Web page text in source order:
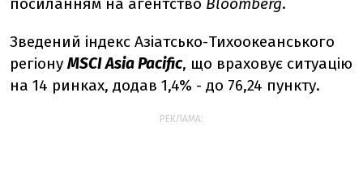
Зведений індекс Азіатсько-Тихоокеанського
регіону MSCI Asia Pacific, що враховує ситуацію
на 14 ринках, додав 1,4% - до 76,24 пункту.
РЕКЛАМА: